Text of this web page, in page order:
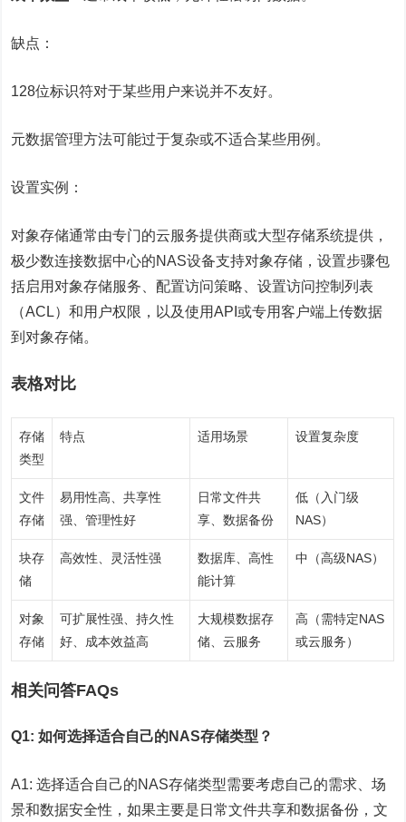
缺点：
128位标识符对于某些用户来说并不友好。
元数据管理方法可能过于复杂或不适合某些用例。
设置实例：
对象存储通常由专门的云服务提供商或大型存储系统提供，
极少数连接数据中心的NAS设备支持对象存储，设置步骤包
括启用对象存储服务、配置访问策略、设置访问控制列表
（ACL）和用户权限，以及使用API或专用客户端上传数据
到对象存储。
表格对比
存储
类型
特点 适用场景 设置复杂度
文件
存储
易用性高、共享性
强、管理性好
日常文件共
享、数据备份
低（入门级
NAS）
块存
储
高效性、灵活性强
数据库、高性
能计算
中（高级NAS）
对象
存储
可扩展性强、持久性
好、成本效益高
大规模数据存
储、云服务
高（需特定NAS
或云服务）
相关问答FAQs
Q1: 如何选择适合自己的NAS存储类型？
A1: 选择适合自己的NAS存储类型需要考虑自己的需求、场
景和数据安全性，如果主要是日常文件共享和数据备份，文